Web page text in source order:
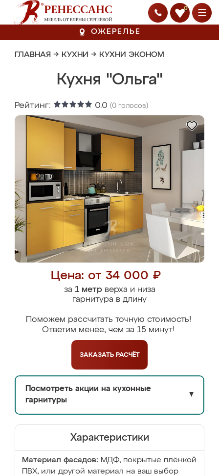
0
ОЖЕРЕЛЬЕ
ГЛАВНАЯ → КУХНИ → КУХНИ ЭКОНОМ
Кухня "Ольга"
Рейтинг: 0.0 (0 голосов)
Цена: от 34 000 ₽
за 1 метрверха и низа
гарнитура в длину
Поможем рассчитать точную стоимость!
Ответим менее, чем за 15 минут!
ЗАКАЗАТЬ РАСЧЁТ
Посмотреть акции на кухонные
гарнитуры
▼
Характеристики
Материал фасадов: МДФ, покрытые плёнкой
ПВХ, или другой материал на ваш выбор